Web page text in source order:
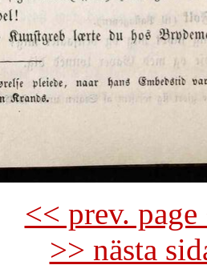
<< prev.
>> nästa